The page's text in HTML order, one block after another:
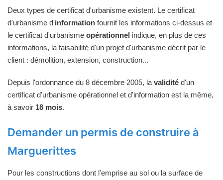
Deux types de certificat d'urbanisme existent. Le certificat
d'urbanisme d'information fournit les informations ci-dessus et
le certificat d'urbanisme opérationnel indique, en plus de ces
informations, la faisabilité d'un projet d'urbanisme décrit par le
client : démolition, extension, construction...
Depuis l'ordonnance du 8 décembre 2005, la validité d'un
certificat d'urbanisme opérationnel et d'information est la même,
à savoir 18 mois.
Demander un permis de construire à
Marguerittes
Pour les constructions dont l'emprise au sol ou la surface de